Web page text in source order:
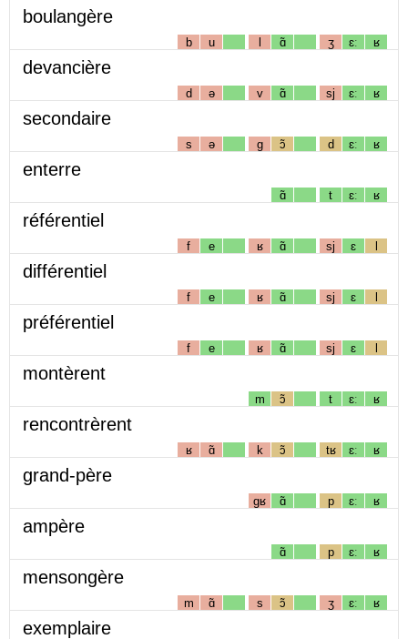
boulangère
b u l ɑ̃ ʒ ɛː ʁ
devancière
d ə v ɑ̃ sj ɛː ʁ
secondaire
s ə g ɔ̃ d ɛː ʁ
enterre
ɑ̃ t ɛː ʁ
référentiel
f e ʁ ɑ̃ sj ɛ l
différentiel
f e ʁ ɑ̃ sj ɛ l
préférentiel
f e ʁ ɑ̃ sj ɛ l
montèrent
m ɔ̃ t ɛː ʁ
rencontrèrent
ʁ ɑ̃ k ɔ̃ tʁ ɛː ʁ
grand-père
gʁ ɑ̃ p ɛː ʁ
ampère
ɑ̃ p ɛː ʁ
mensongère
m ɑ̃ s ɔ̃ ʒ ɛː ʁ
exemplaire